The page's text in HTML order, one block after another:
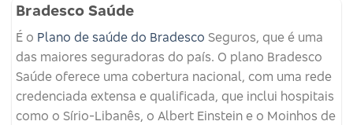
Bradesco Saúde
É o Plano de saúde do Bradesco Seguros, que é uma
das maiores seguradoras do país. O plano Bradesco
Saúde oferece uma cobertura nacional, com uma rede
credenciada extensa e qualificada, que inclui hospitais
como o Sírio-Libanês, o Albert Einstein e o Moinhos de